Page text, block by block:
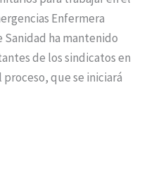
Enfermera
Sanidad ha mantenido
de los sindicatos en
que se iniciará